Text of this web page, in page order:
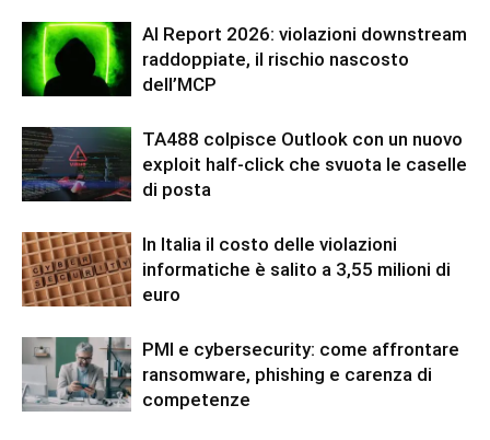
AI Report 2026: violazioni downstream
raddoppiate, il rischio nascosto
dell’MCP
TA488 colpisce Outlook con un nuovo
exploit half-click che svuota le caselle
di posta
In Italia il costo delle violazioni
informatiche è salito a 3,55 milioni di
euro
PMI e cybersecurity: come affrontare
ransomware, phishing e carenza di
competenze